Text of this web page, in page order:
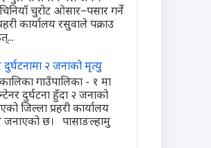
चुरोट ओसार–पसार गर्ने
कार्यालय रसुवाले पक्राउ
२ जनाको मृत्यु
गाउँपालिका - १ मा
दुर्घटना हुँदा २ जनाको
जिल्ला प्रहरी कार्यालय
जनाएको छ। पासाङल्हामु